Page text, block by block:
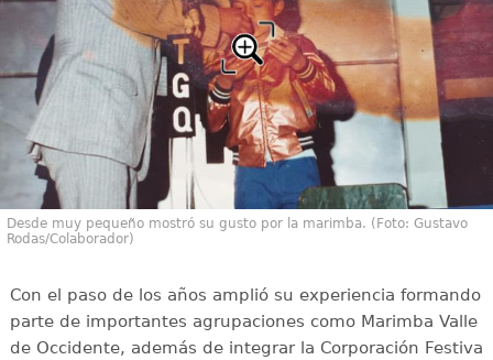
Desde muy pequeño mostró su gusto por la marimba. (Foto: Gustavo
Rodas/Colaborador)
Con el paso de los años amplió su experiencia formando
parte de importantes agrupaciones como Marimba Valle
de Occidente, además de integrar la Corporación Festiva